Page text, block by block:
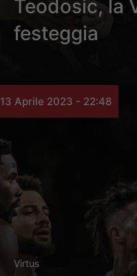
Teodosic, la
festeggia
13 Aprile 2023 - 22:48
Virtus